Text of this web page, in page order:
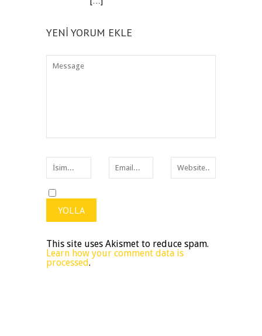
YENI YORUM EKLE
This site uses Akismet to reduce spam.
Learn how your comment data is
processed.